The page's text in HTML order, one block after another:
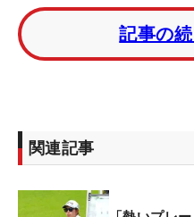
「家族ぐらい一緒にいた
だいみたいな感じです
さらに、上野は渋野と
使っていた時に、渋野
記事の
関連記事